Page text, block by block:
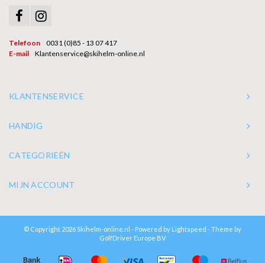
Telefoon
0031 (0)85 - 13 07 417
E-mail
Klantenservice@skihelm-online.nl
KLANTENSERVICE
HANDIG
CATEGORIEËN
MIJN ACCOUNT
© Copyright 2026 Skihelm-online.nl - Powered by Lightspeed - Theme by
GolfDriver Europe BV